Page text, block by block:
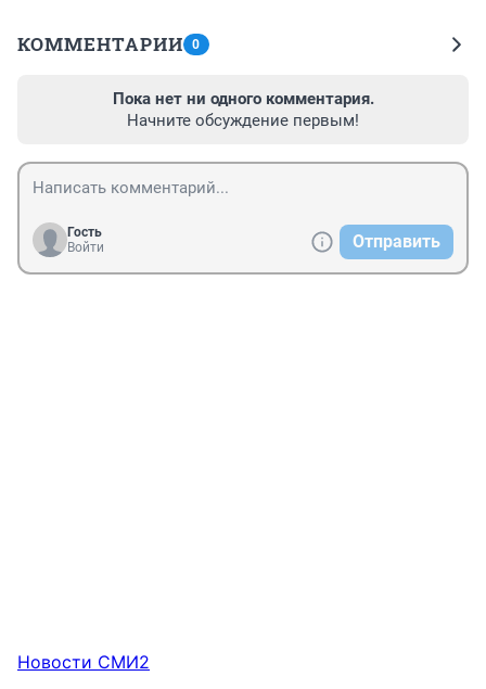
КОММЕНТАРИИ 0
Пока нет ни одного комментария.
Начните обсуждение первым!
Гость
Войти
Отправить
Новости СМИ2